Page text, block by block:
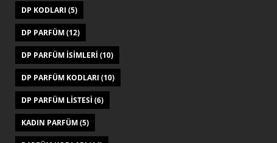
DP KODLARI (5)
DP PARFÜM(12)
DP PARFÜM ISIMLERI (10)
DP PARFÜM KODLARI (10)
DP PARFÜM LISTESI (6)
KADIN PARFÜM(5)